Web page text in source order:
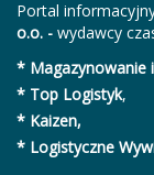
Portal
o.o. - wydawcy
* Magazynowanie
* Top Logistyk,
* Kaizen,
* Logistyczne